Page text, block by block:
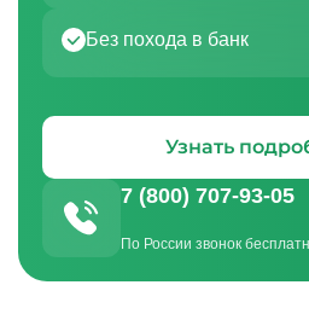
Узнать
7 (800) 707-93-05
По России звонок
Без похода в банк